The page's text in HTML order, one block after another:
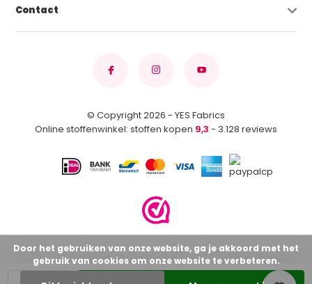
Contact
© Copyright 2026 - YES Fabrics
Online stoffenwinkel: stoffen kopen 9,3 - 3.128 reviews
Door het gebruiken van onze website, ga je akkoord met het
gebruik van cookies om onze website te verbeteren.